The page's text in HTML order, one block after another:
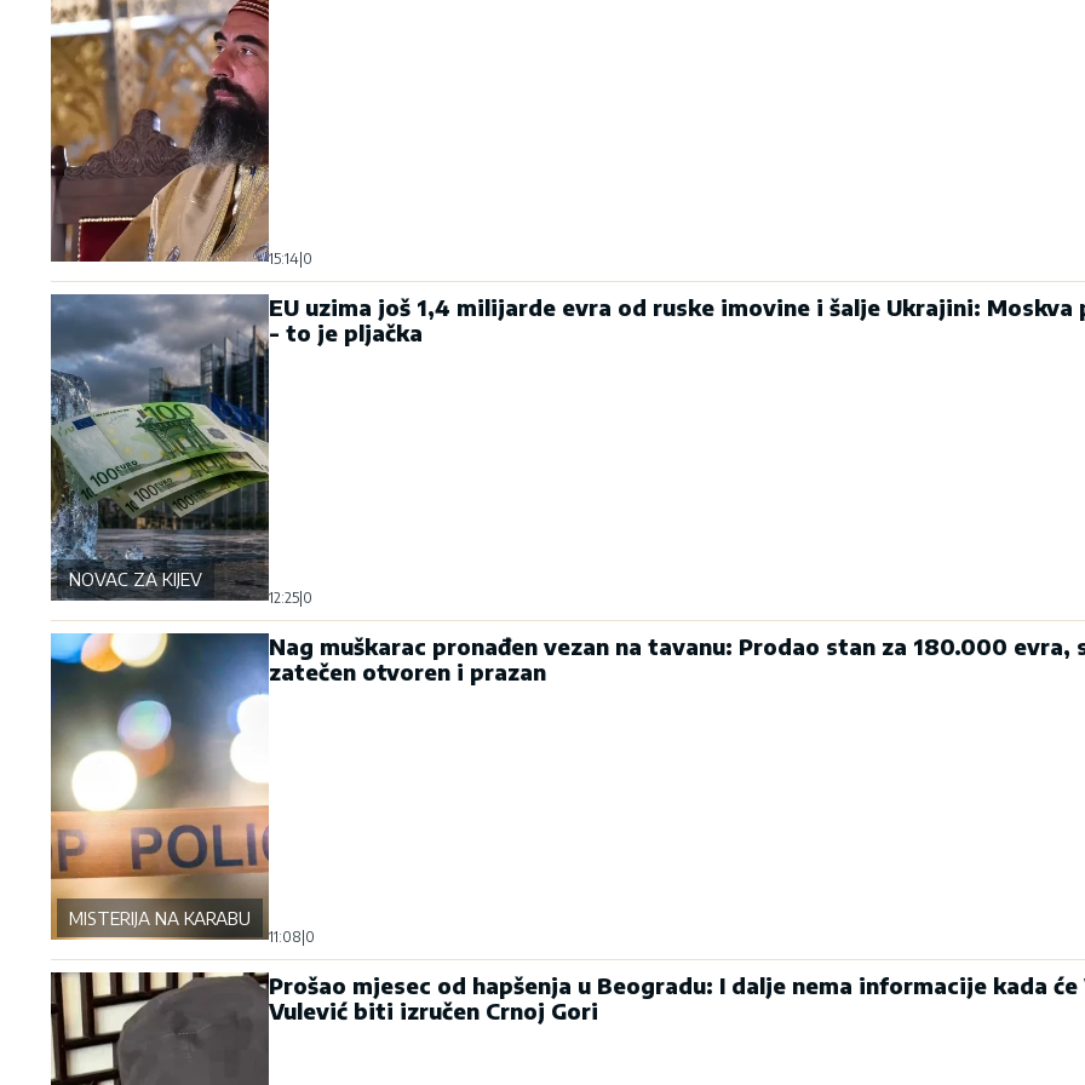
15:14 0
NOVAC ZA KIJEV
EU uzima još 1,4 milijarde evra od ruske imovine i šalje Ukrajini: Moskva
- to je pljačka
12:25 0
MISTERIJA NA KARABURMI
Nag muškarac pronađen vezan na tavanu: Prodao stan za 180.000 evra,
zatečen otvoren i prazan
11:08 0
Prošao mjesec od hapšenja u Beogradu: I dalje nema informacije kada će
Vulević biti izručen Crnoj Gori